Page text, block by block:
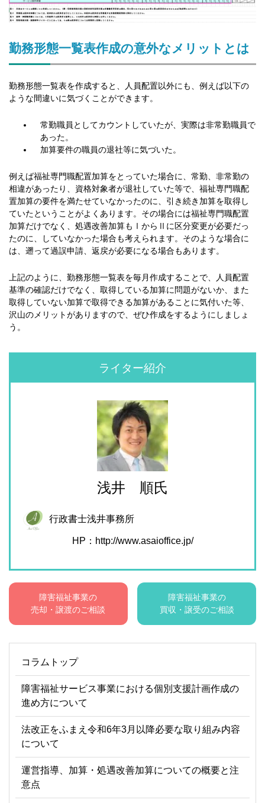
勤務形態一覧表作成の意外なメリットとは
勤務形態一覧表を作成すると、人員配置以外にも、例えば以下の
ような間違いに気づくことができます。
常勤職員としてカウントしていたが、実際は非常勤職員で
あった。
加算要件の職員の退社等に気づいた。
例えば福祉専門職配置加算をとっていた場合に、常勤、非常勤の
相違があったり、資格対象者が退社していた等で、福祉専門職配
置加算の要件を満たせていなかったのに、引き続き加算を取得し
ていたということがよくあります。その場合には福祉専門職配置
加算だけでなく、処遇改善加算もⅠからⅡに区分変更が必要だっ
たのに、していなかった場合も考えられます。そのような場合に
は、遡って過誤申請、返戻が必要になる場合もあります。
上記のように、勤務形態一覧表を毎月作成することで、人員配置
基準の確認だけでなく、取得している加算に問題がないか、また
取得していない加算で取得できる加算があることに気付いた等、
沢山のメリットがありますので、ぜひ作成をするようにしましょ
う。
ライター紹介
浅井 順氏
行政書士浅井事務所
HP： http://www.asaioffice.jp/
障害福祉事業の
売却・譲渡のご相談
障害福祉事業の
買収・譲受のご相談
コラムトップ
障害福祉サービス事業における個別支援計画作成の
進め方について
法改正をふまえ令和6年3月以降必要な取り組み内容
について
運営指導、加算・処遇改善加算についての概要と注
意点